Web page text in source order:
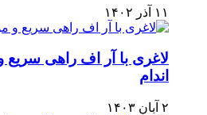
۱۱ آذر ۱۴۰۲
لاغری با آر اف راهی سریع
اندام
۲ آبان ۱۴۰۳